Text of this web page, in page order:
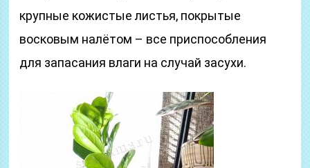
крупные кожистые листья, покрытые
восковым налётом – все приспособления
для запасания влаги на случай засухи.